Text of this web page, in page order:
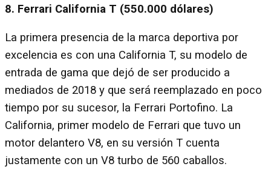
8. Ferrari California T (550.000 dólares)
La primera presencia de la marca deportiva por
excelencia es con una California T, su modelo de
entrada de gama que dejó de ser producido a
mediados de 2018 y que será reemplazado en poco
tiempo por su sucesor, la Ferrari Portofino. La
California, primer modelo de Ferrari que tuvo un
motor delantero V8, en su versión T cuenta
justamente con un V8 turbo de 560 caballos.